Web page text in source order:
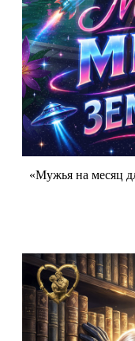
«Мужья на месяц